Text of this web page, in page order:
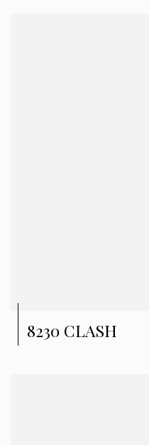
8230 CLASH